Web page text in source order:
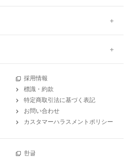
採用情報
標識・約款
特定商取引法に基づく表記
お問い合わせ
カスタマーハラスメントポリシー
한글